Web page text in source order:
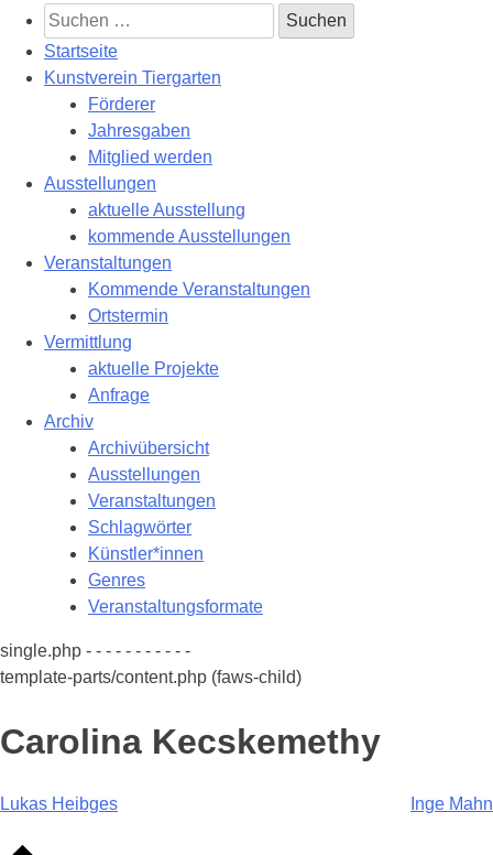
Suchen
nach:
Startseite
Kunstverein Tiergarten
Förderer
Jahresgaben
Mitglied werden
Ausstellungen
aktuelle Ausstellung
kommende Ausstellungen
Veranstaltungen
Kommende Veranstaltungen
Ortstermin
Vermittlung
aktuelle Projekte
Anfrage
Archiv
Archivübersicht
Ausstellungen
Veranstaltungen
Schlagwörter
Künstler*innen
Genres
Veranstaltungsformate
single.php - - - - - - - - - - -
template-parts/content.php (faws-child)
Carolina Kecskemethy
Beitragsnavigation
Lukas Heibges Inge Mahn